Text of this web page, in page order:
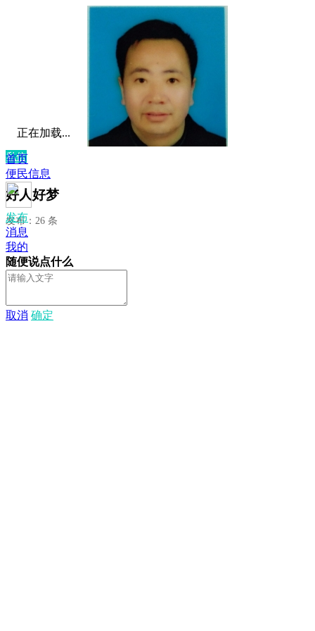
私信
好人好梦
发布：26 条
正在加载...
首页
便民信息
发布
消息
我的
随便说点什么
取消 确定